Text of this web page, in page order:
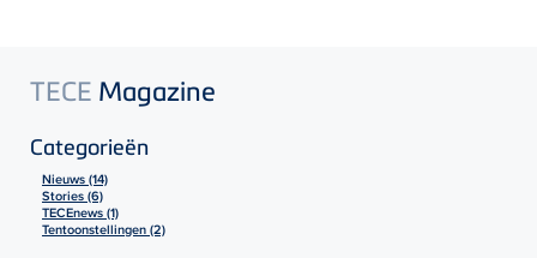
TECE Magazine
Categorieën
Nieuws (14)
Stories (6)
TECEnews (1)
Tentoonstellingen (2)